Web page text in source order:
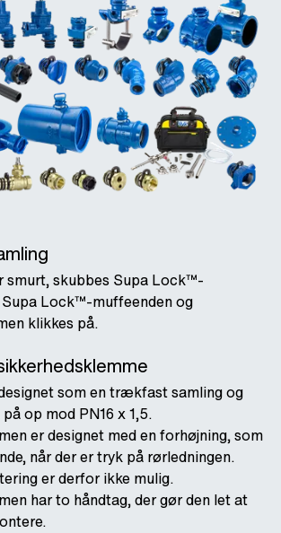
smurt, skubbes Supa Lock™-
Supa Lock™-muffeenden og
klikkes på.
som en trækfast samling og
op mod PN16 x 1,5.
er designet med en forhøjning, som
når der er tryk på rørledningen.
er derfor ikke mulig.
har to håndtag, der gør den let at